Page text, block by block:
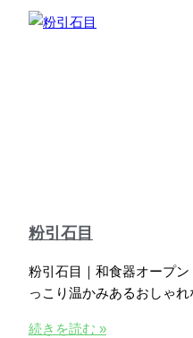
粉引石目
粉引石目｜和食器オープ
っこり温かみあるおしゃれ
続きを読む »